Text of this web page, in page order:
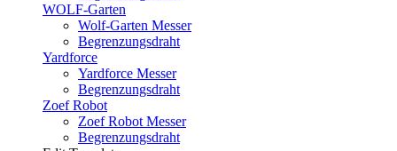
WOLF-Garten
Wolf-Garten Messer
Begrenzungsdraht
Yardforce
Yardforce Messer
Begrenzungsdraht
Zoef Robot
Zoef Robot Messer
Begrenzungsdraht